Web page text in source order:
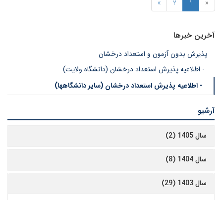
«
1
2
»
آخرین خبرها
پذیرش بدون آزمون و استعداد درخشان
- اطلاعیه پذیرش استعداد درخشان (دانشگاه ولایت)
- اطلاعیه پذیرش استعداد درخشان (سایر دانشگاهها)
آرشیو
سال 1405 (2)
سال 1404 (8)
سال 1403 (29)